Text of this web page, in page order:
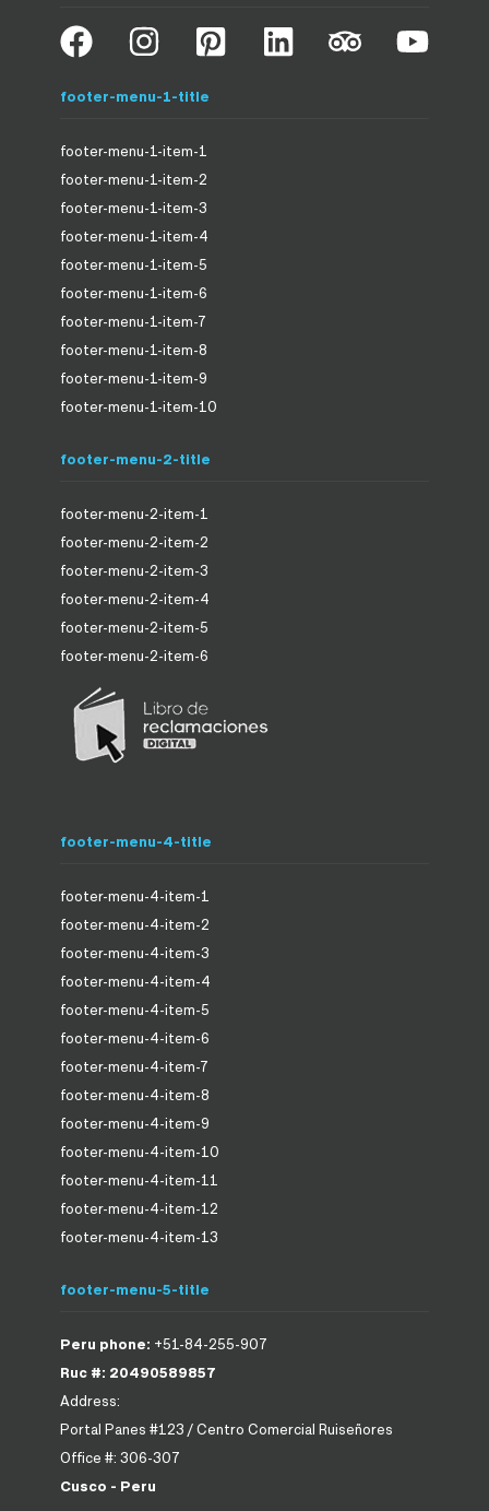
footer-menu-1-title
footer-menu-1-item-1
footer-menu-1-item-2
footer-menu-1-item-3
footer-menu-1-item-4
footer-menu-1-item-5
footer-menu-1-item-6
footer-menu-1-item-7
footer-menu-1-item-8
footer-menu-1-item-9
footer-menu-1-item-10
footer-menu-2-title
footer-menu-2-item-1
footer-menu-2-item-2
footer-menu-2-item-3
footer-menu-2-item-4
footer-menu-2-item-5
footer-menu-2-item-6
footer-menu-4-title
footer-menu-4-item-1
footer-menu-4-item-2
footer-menu-4-item-3
footer-menu-4-item-4
footer-menu-4-item-5
footer-menu-4-item-6
footer-menu-4-item-7
footer-menu-4-item-8
footer-menu-4-item-9
footer-menu-4-item-10
footer-menu-4-item-11
footer-menu-4-item-12
footer-menu-4-item-13
footer-menu-5-title
Peru phone: +51-84-255-907
Ruc #: 20490589857
Address:
Portal Panes #123 / Centro Comercial Ruiseñores
Office #: 306-307
Cusco - Peru